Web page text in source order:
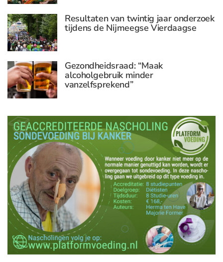
Resultaten van twintig jaar onderzoek
tijdens de Nijmeegse Vierdaagse
Gezondheidsraad: “Maak
alcoholgebruik minder
vanzelfsprekend”